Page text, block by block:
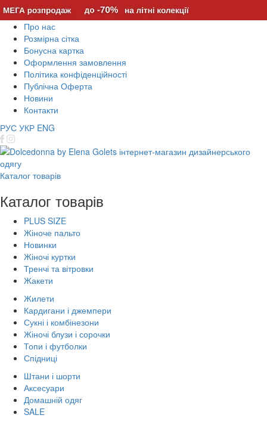
Про нас
Розмірна сітка
Бонусна картка
Оформлення замовлення
Політика конфіденційності
Публічна Оферта
Новини
Контакти
РУС УКР ENG
Каталог товарів
Каталог товарів
PLUS SIZE
Жіноче пальто
Новинки
Жіночі куртки
Тренчі та вітровки
Жакети
Жилети
Кардигани і джемпери
Сукні і комбінезони
Жіночі блузи і сорочки
Топи і футболки
Спідниці
Штани і шорти
Аксесуари
Домашній одяг
SALE